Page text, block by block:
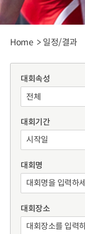
Home 일정/결과
대회속성
대회기간
대회명
대회장소